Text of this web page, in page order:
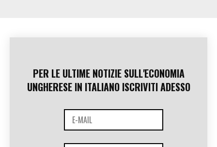
PER LE ULTIME NOTIZIE SULL'ECONOMIA
UNGHERESE IN ITALIANO ISCRIVITI ADESSO